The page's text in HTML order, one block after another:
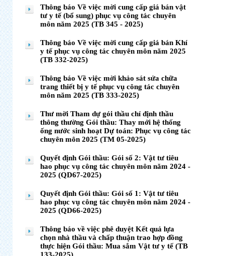
Thông báo Về việc mời cung cấp giá bán vật
tư y tế (bổ sung) phục vụ công tác chuyên
môn năm 2025 (TB 345 - 2025)
Thông báo Về việc mời cung cấp giá bán Khí
y tế phục vụ công tác chuyên môn năm 2025
(TB 332-2025)
Thông báo Về việc mời khảo sát sửa chữa
trang thiết bị y tế phục vụ công tác chuyên
môn năm 2025 (TB 333-2025)
Thư mời Tham dự gói thầu chỉ định thầu
thông thường Gói thầu: Thay mới hệ thống
ống nước sinh hoạt Dự toán: Phục vụ công tác
chuyên môn 2025 (TM 05-2025)
Quyết định Gói thầu: Gói số 2: Vật tư tiêu
hao phục vụ công tác chuyên môn năm 2024 -
2025 (QD67-2025)
Quyết định Gói thầu: Gói số 1: Vật tư tiêu
hao phục vụ công tác chuyên môn năm 2024 -
2025 (QD66-2025)
Thông báo về việc phê duyệt Kết quả lựa
chọn nhà thầu và chấp thuận trao hợp đồng
thực hiện Gói thầu: Mua sắm Vật tư y tế (TB